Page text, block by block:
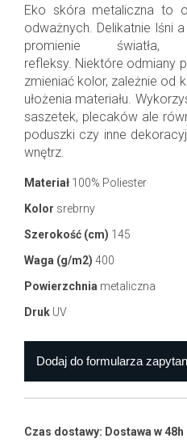
Eko skóra metaliczna to
odważnych. Delikatnie lśni
promienie światła,
refleksy. Niektóre odmiany
zmieniać kolor, zależnie od
ułożenia materiału.
saszetek, plecaków ale
poduszki czy inne
wnętrz.
Materiał 100% Poliester
Kolor srebrny
Szerokość (cm) 145
Waga (g/m2) 400
Powierzchnia metaliczna
Druk UV
Czas dostawy: Dostawa w 48h